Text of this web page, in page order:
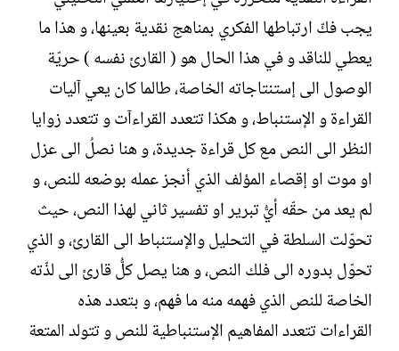
يجب فكّ ارتباطها الفكري بمناهج نقدية بعينها، و هذا ما
يعطي للناقد و في هذا الحال هو ( القارئ نفسه ) حريّة
الوصول الى إستنتاجاته الخاصة، طالما كان يعي آليات
القراءة و الإستنباط، و هكذا تتعدد القراءآت و تتعدد زوايا
النظر الى النص مع كل قراءة جديدة، و هنا نصلُ الى عزل
او موت او إقصاء المؤلف الذي أنجز عمله بوضعه للنص، و
لم يعد من حقّه أيُّ تبرير او تفسير ثاني لهذا النص، حيث
تحوّلت السلطة في التحليل والإستنباط الى القارئ، و الذي
تحوّل بدوره الى فلك النص، و هنا يصل كلُّ قارئ الى لذّته
الخاصة للنص الذي فهمه منه ما فهم، و بتعدد هذه
القراءات تتعدد المفاهيم الإستنباطية للنص و تتولد المتعة